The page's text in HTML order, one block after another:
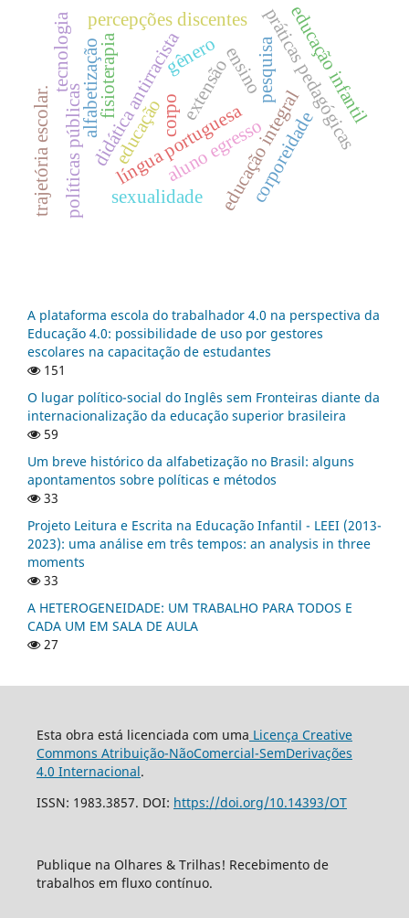
educaçãocorpo
ensinopesquisa
extensão práticas pedagógicas
didática antirracista educação infantil
educação integral
percepções discentes
políticas públicas
trajetória escolar. aluno egresso
fisioterapia
alfabetização gênero
sexualidade corporeidade
tecnologia
língua portuguesa
A plataforma escola do trabalhador 4.0 na perspectiva da
Educação 4.0: possibilidade de uso por gestores
escolares na capacitação de estudantes
151
O lugar político-social do Inglês sem Fronteiras diante da
internacionalização da educação superior brasileira
59
Um breve histórico da alfabetização no Brasil: alguns
apontamentos sobre políticas e métodos
33
Projeto Leitura e Escrita na Educação Infantil - LEEI (2013-
2023): uma análise em três tempos: an analysis in three
moments
33
A HETEROGENEIDADE: UM TRABALHO PARA TODOS E
CADA UM EM SALA DE AULA
27
Esta obra está licenciada com uma Licença Creative
Commons Atribuição-NãoComercial-SemDerivações
4.0 Internacional.
ISSN: 1983.3857. DOI: https://doi.org/10.14393/OT
Publique na Olhares & Trilhas! Recebimento de
trabalhos em fluxo contínuo.